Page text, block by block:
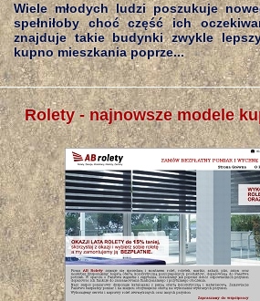
Wiele młodych ludzi poszukuje
spełniłoby choć część ich
znajduje takie budynki zwykle
kupno mieszkania poprze...
Rolety - najnowsze modele